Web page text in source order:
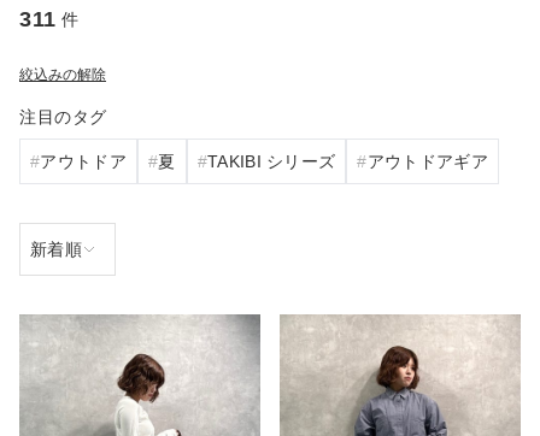
311 件
絞込みの解除
注目のタグ
アウトドア 夏 TAKIBI シリーズ アウトドアギア